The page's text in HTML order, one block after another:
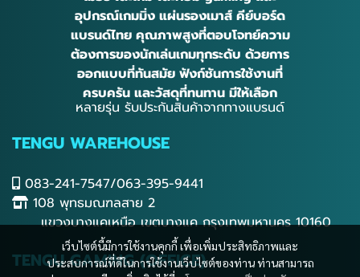
เว็บไซต์นี้มีการใช้งานคุกกี้ เพื่อเพิ่มประสิทธิภาพและ
ประสบการณ์ที่ดีในการใช้งานเว็บไซต์ของท่าน ท่านสามารถ
อุปกรณ์เกมมิ่ง แผ่นรองเมาส์ คีย์บอร์ด
แบรนด์ไทย คุณภาพสูงที่ตอบโจทย์ความ
ต้องการของนักเล่นเกมทุกระดับ ด้วยการ
ออกแบบที่ทันสมัย ฟังก์ชันการใช้งานที่
ครบครัน และวัสดุที่ทนทาน มีให้เลือก
หลายรุ่น รับประกันสินค้าจากทางแบรนด์
TENGU WAREHOUSE
083-241-7547/063-395-9441
108 พุทธมณฑลสาย 2
แขวงบางแคเหนือ เขตบางแค กรุงเทพมหานคร 10160
TENGU GAMING (OFFICE)